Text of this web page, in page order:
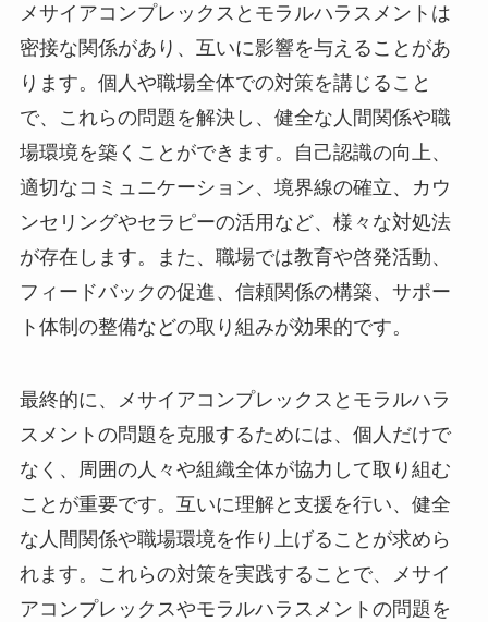
メサイアコンプレックスとモラルハラスメントは
密接な関係があり、互いに影響を与えることがあ
ります。個人や職場全体での対策を講じること
で、これらの問題を解決し、健全な人間関係や職
場環境を築くことができます。自己認識の向上、
適切なコミュニケーション、境界線の確立、カウ
ンセリングやセラピーの活用など、様々な対処法
が存在します。また、職場では教育や啓発活動、
フィードバックの促進、信頼関係の構築、サポー
ト体制の整備などの取り組みが効果的です。
最終的に、メサイアコンプレックスとモラルハラ
スメントの問題を克服するためには、個人だけで
なく、周囲の人々や組織全体が協力して取り組む
ことが重要です。互いに理解と支援を行い、健全
な人間関係や職場環境を作り上げることが求めら
れます。これらの対策を実践することで、メサイ
アコンプレックスやモラルハラスメントの問題を